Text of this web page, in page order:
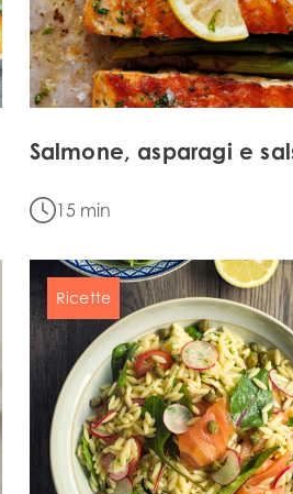
Mowi Korea
Mowi France
Mowi Germany
Mowi Ireland
Continua
Salmone, asparagi e
15 min
Ricette